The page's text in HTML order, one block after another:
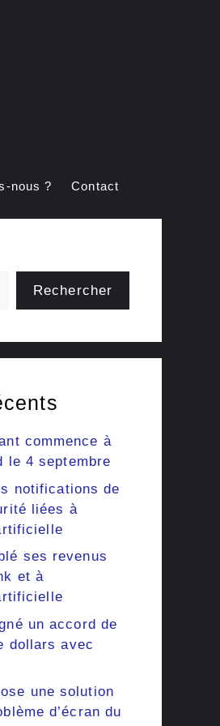
nous ? Contact
Rechercher
commence à
le 4 septembre
notifications de
liées à
ses revenus
et à
un accord de
dollars avec
une solution
d’écran du